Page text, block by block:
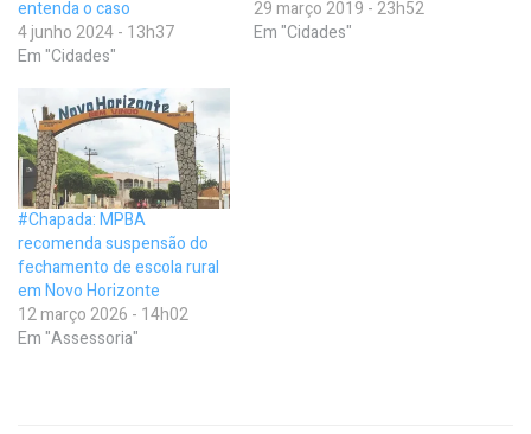
entenda o caso
4 junho 2024 - 13h37
Em "Cidades"
29 março 2019 - 23h52
Em "Cidades"
#Chapada: MPBA
recomenda suspensão do
fechamento de escola rural
em Novo Horizonte
12 março 2026 - 14h02
Em "Assessoria"